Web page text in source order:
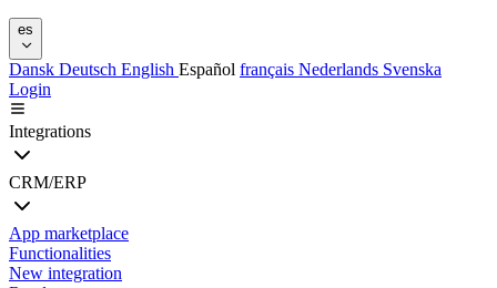
es
Dansk Deutsch English Español français Nederlands Svenska
Login
Integrations
CRM/ERP
App marketplace
Functionalities
New integration